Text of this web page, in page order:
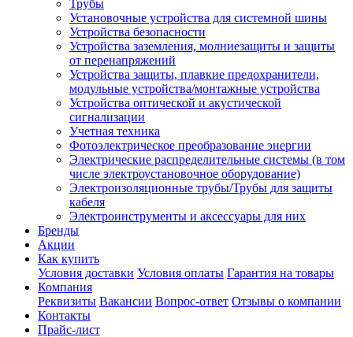
Трубы
Установочные устройства для системной шины
Устройства безопасности
Устройства заземления, молниезащиты и защиты
от перенапряжений
Устройства защиты, плавкие предохранители,
модульные устройства/монтажные устройства
Устройства оптической и акустической
сигнализации
Учетная техника
Фотоэлектрическое преобразование энергии
Электрические распределительные системы (в том
числе электроустановочное оборудование)
Электроизоляционные трубы/Трубы для защиты
кабеля
Электроинструменты и аксессуары для них
Бренды
Акции
Как купить
Условия доставки Условия оплаты Гарантия на товары
Компания
Реквизиты Вакансии Вопрос-ответ Отзывы о компании
Контакты
Прайс-лист